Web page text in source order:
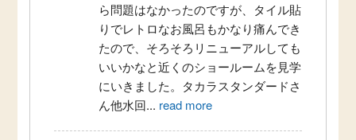
ら問題はなかったのですが、タイル貼
りでレトロなお風呂もかなり痛んでき
たので、そろそろリニューアルしても
いいかなと近くのショールームを見学
にいきました。タカラスタンダードさ
ん他水回... read more